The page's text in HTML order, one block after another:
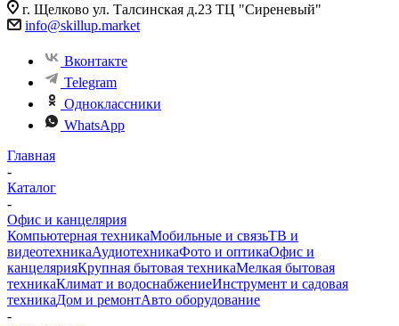
г. Щелково ул. Талсинская д.23 ТЦ "Сиреневый"
info@skillup.market
Вконтакте
Telegram
Одноклассники
WhatsApp
Главная
-
Каталог
-
Офис и канцелярия
Компьютерная техникаМобильные и связьТВ и
видеотехникаАудиотехникаФото и оптикаОфис и
канцелярияКрупная бытовая техникаМелкая бытовая
техникаКлимат и водоснабжениеИнструмент и садовая
техникаДом и ремонтАвто оборудование
-